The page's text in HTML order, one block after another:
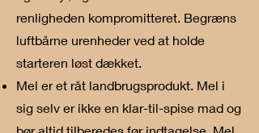
renligheden kompromitteret. Begræns
luftbårne urenheder ved at holde
starteren løst dækket.
Mel er et råt landbrugsprodukt. Mel i
sig selv er ikke en klar-til-spise mad og
bør altid tilberedes før indtagelse. Mel